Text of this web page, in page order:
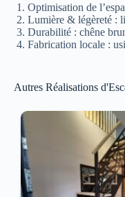
Optimisation de
Lumière & légèreté :
Durabilité : chêne
Fabrication locale :
Autres Réalisations